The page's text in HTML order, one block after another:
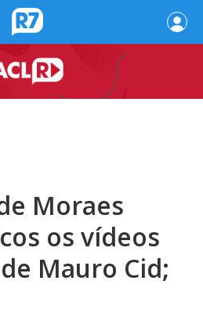
Moraes
os vídeos
Mauro Cid;